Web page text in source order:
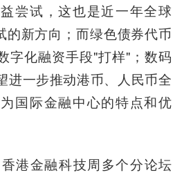
尝试，这也是近一年全球
的新方向；而绿色债券代币
字化融资手段"打样"；数码
进一步推动港币、人民币全
国际金融中心的特点和优
港金融科技周多个分论坛